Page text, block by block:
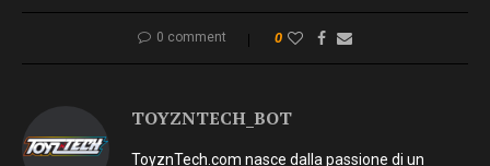
0 comment 0
TOYZNTECH_BOT
ToyznTech.com nasce dalla passione di un